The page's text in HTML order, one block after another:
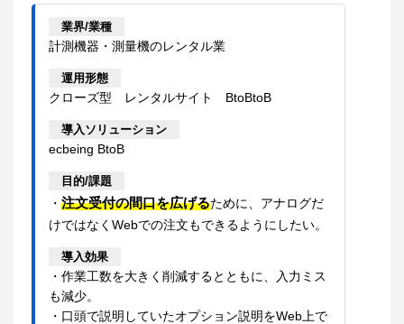
業界/業種
計測機器・測量機のレンタル業
運用形態
クローズ型 レンタルサイト BtoBtoB
導入ソリューション
ecbeing BtoB
目的/課題
・注文受付の間口を広げるために、アナログだ
けではなくWebでの注文もできるようにしたい。
導入効果
・作業工数を大きく削減するとともに、入力ミス
も減少。
・口頭で説明していたオプション説明をWeb上で